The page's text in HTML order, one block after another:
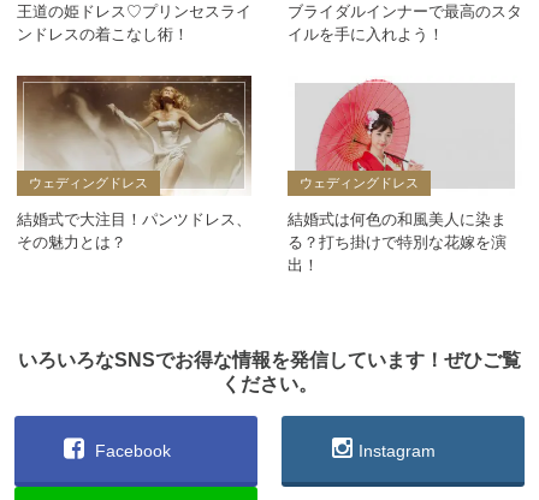
王道の姫ドレス♡プリンセスライ
ンドレスの着こなし術！
ブライダルインナーで最高のスタ
イルを手に入れよう！
ウェディングドレス
結婚式で大注目！パンツドレス、
その魅力とは？
ウェディングドレス
結婚式は何色の和風美人に染ま
る？打ち掛けで特別な花嫁を演
出！
いろいろなSNSでお得な情報を発信しています！ぜひご覧
ください。
Facebook Instagram